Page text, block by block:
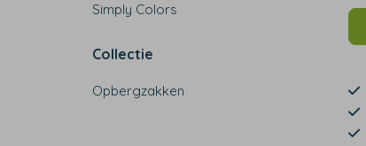
Simply Colors
Collectie
Opbergzakken